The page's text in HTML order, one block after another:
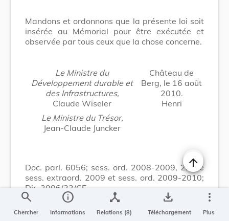
Mandons et ordonnons que la présente loi soit
insérée au Mémorial pour être exécutée et
observée par tous ceux que la chose concerne.
Le Ministre du
Développement durable et
des Infrastructures,
Claude Wiseler
Le Ministre du Trésor,
Jean-Claude Juncker
Château de
Berg, le 16 août
2010.
Henri
Doc. parl. 6056; sess. ord. 2008-2009, 2ième
sess. extraord. 2009 et sess. ord. 2009-2010;
Dir. 2006/23/CE.
Changer la
search
Chercher
info
Informations
device_hub
Relations (8)
save_alt
Téléchargement
more_vert
Plus